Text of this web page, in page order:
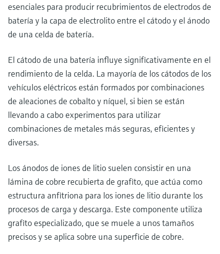
esenciales para producir recubrimientos de electrodos de
batería y la capa de electrolito entre el cátodo y el ánodo
de una celda de batería.
El cátodo de una batería influye significativamente en el
rendimiento de la celda. La mayoría de los cátodos de los
vehículos eléctricos están formados por combinaciones
de aleaciones de cobalto y níquel, si bien se están
llevando a cabo experimentos para utilizar
combinaciones de metales más seguras, eficientes y
diversas.
Los ánodos de iones de litio suelen consistir en una
lámina de cobre recubierta de grafito, que actúa como
estructura anfitriona para los iones de litio durante los
procesos de carga y descarga. Este componente utiliza
grafito especializado, que se muele a unos tamaños
precisos y se aplica sobre una superficie de cobre.